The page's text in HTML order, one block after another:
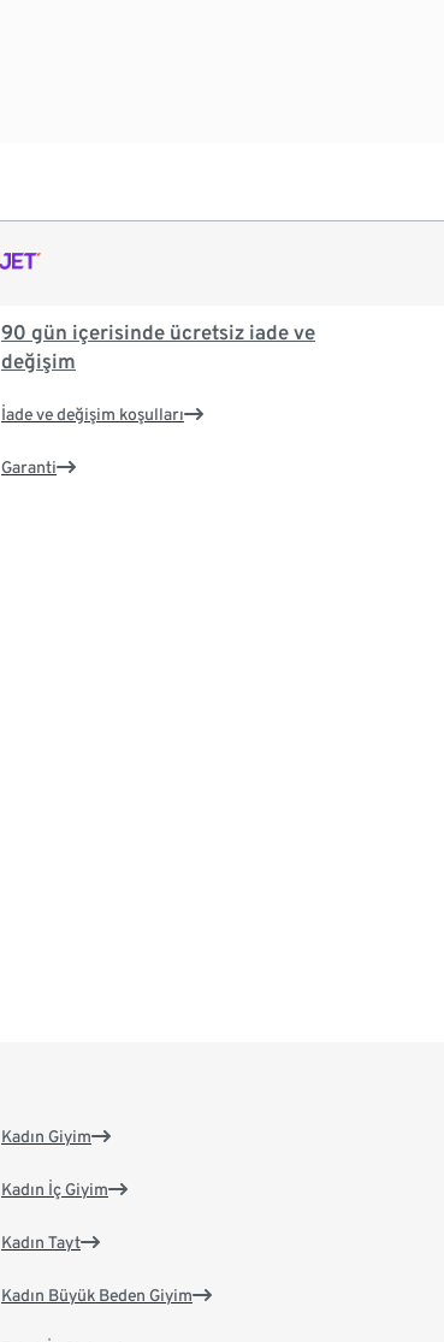
90 gün içerisinde ücretsiz iade ve
değişim
İade ve değişim koşulları
Garanti
Kadın Giyim
Kadın İç Giyim
Kadın Tayt
Kadın Büyük Beden Giyim